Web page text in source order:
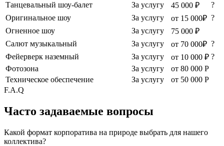
Танцевальный шоу-балет
За услугу 45 000 ₽
?
Оригинальное шоу
За услугу от 15 000₽ ?
Огненное шоу
За услугу
75 000 ₽
Салют музыкальный
За услугу от 70 000₽ ?
Фейерверк наземный
За услугу от 10 000 ₽ ?
Фотозона
За услугу
от 80 000 Р
Техническое обеспечение
За услугу
от 50 000 Р
F.A.Q
Часто задаваемые вопросы
Какой формат корпоратива на природе выбрать для нашего
коллектива?